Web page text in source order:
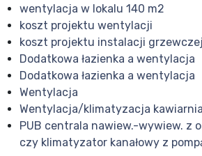
wentylacja w lokalu 140 m2
koszt projektu wentylacji
koszt projektu instalacji grzewczej
Dodatkowa łazienka a wentylacja
Dodatkowa łazienka a wentylacja
Wentylacja
Wentylacja/klimatyzacja kawiarnia
PUB centrala nawiew.-wywiew. z
czy klimatyzator kanałowy z